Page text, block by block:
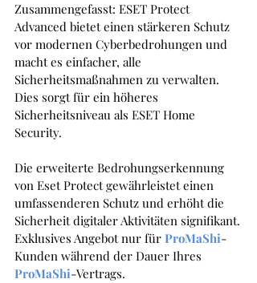
Zusammengefasst: ESET Protect
Advanced bietet einen stärkeren Schutz
vor modernen Cyberbedrohungen und
macht es einfacher, alle
Sicherheitsmaßnahmen zu verwalten.
Dies sorgt für ein höheres
Sicherheitsniveau als ESET Home
Security.
Die erweiterte Bedrohungserkennung
von Eset Protect gewährleistet einen
umfassenderen Schutz und erhöht die
Sicherheit digitaler Aktivitäten signifikant.
Exklusives Angebot nur für ProMaShi-
Kunden während der Dauer Ihres
ProMaShi-Vertrags.